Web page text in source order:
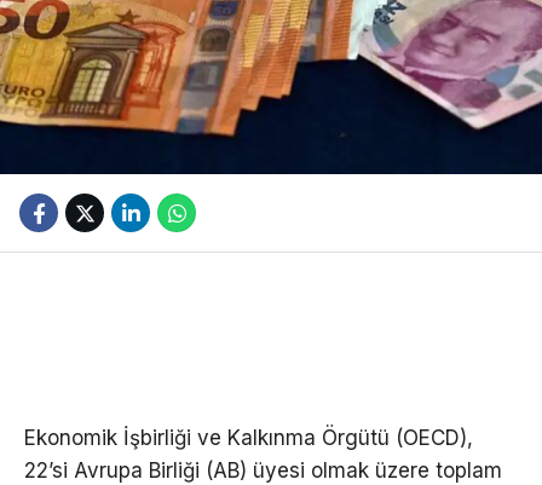
Ekonomik İşbirliği ve Kalkınma Örgütü (OECD),
22’si Avrupa Birliği (AB) üyesi olmak üzere toplam